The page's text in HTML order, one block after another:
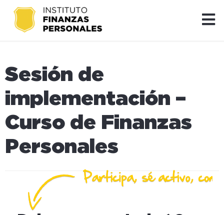
Sesión de
implementación –
Curso de Finanzas
Personales